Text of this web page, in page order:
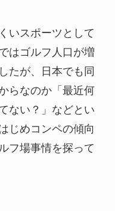
いスポーツとして
はゴルフ人口が増
たが、日本でも同
らなのか「最近何
ない？」などとい
じめコンペの傾向
フ場事情を探って